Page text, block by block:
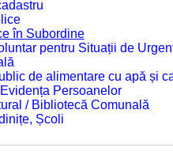
în Subordine
pentru Situații de
de alimentare cu apă și
Persoanelor
/ Bibliotecă Comunală
Școli